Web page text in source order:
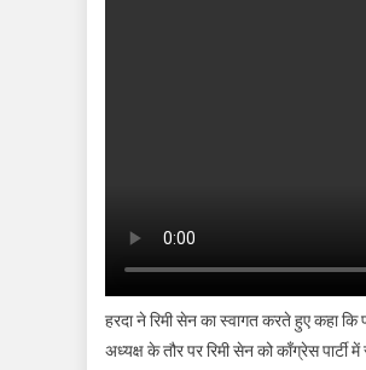
हरदा ने रिमी सेन का स्वागत करते हुए कहा कि
अध्यक्ष के तौर पर रिमी सेन को काँग्रेस